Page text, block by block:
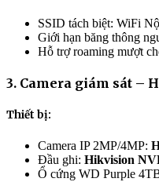
SSID tách biệt: WiFi
Giới hạn băng thông
Hỗ trợ roaming mượt
3. Camera giám sát –
Thiết bị:
Camera IP 2MP/4MP:
Đầu ghi: Hikvision
Ổ cứng WD Purple